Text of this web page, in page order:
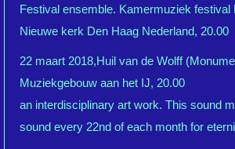
Festival ensemble. Kamermuziek festival
Nieuwe kerk Den Haag Nederland, 20.00
22 maart 2018,Huil van de Wolff
Muziekgebouw aan het IJ, 20.00
an interdisciplinary art work. This sound
sound every 22nd of each month for